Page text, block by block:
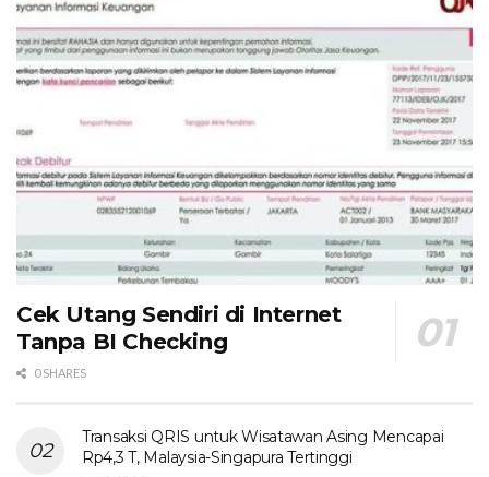
Cek Utang Sendiri di Internet
Tanpa BI Checking
0 SHARES
Transaksi QRIS untuk Wisatawan Asing Mencapai
Rp4,3 T, Malaysia-Singapura Tertinggi